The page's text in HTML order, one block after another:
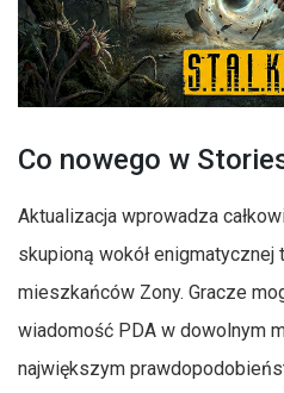
Co nowego w
Aktualizacja wprowadza
skupioną wokół enigmatycznej
mieszkańców Zony. Gracze
wiadomość PDA w dowolnym
największym